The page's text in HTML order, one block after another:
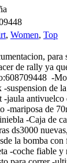
,Women
para
de rally ya
-
suspension de
jaula antivuelco
-mariposa de
-Caja de
ds3000
la bomba
-coche fiable
para correr -
gancho: